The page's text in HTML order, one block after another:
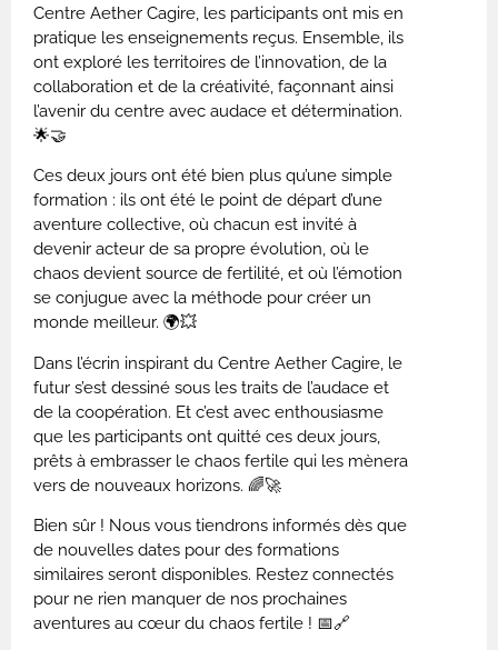
Centre Aether Cagire, les participants ont mis en
pratique les enseignements reçus. Ensemble, ils
ont exploré les territoires de l’innovation, de la
collaboration et de la créativité, façonnant ainsi
l’avenir du centre avec audace et détermination.
🌟🤝
Ces deux jours ont été bien plus qu’une simple
formation : ils ont été le point de départ d’une
aventure collective, où chacun est invité à
devenir acteur de sa propre évolution, où le
chaos devient source de fertilité, et où l’émotion
se conjugue avec la méthode pour créer un
monde meilleur. 🌍💥
Dans l’écrin inspirant du Centre Aether Cagire, le
futur s’est dessiné sous les traits de l’audace et
de la coopération. Et c’est avec enthousiasme
que les participants ont quitté ces deux jours,
prêts à embrasser le chaos fertile qui les mènera
vers de nouveaux horizons. 🌈🚀
Bien sûr ! Nous vous tiendrons informés dès que
de nouvelles dates pour des formations
similaires seront disponibles. Restez connectés
pour ne rien manquer de nos prochaines
aventures au cœur du chaos fertile ! 📅🔗